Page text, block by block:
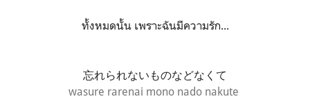
ทั้งหมดนั้น เพราะฉันมีความรัก...
忘れられないものなどなくて
wasure rarenai mono nado nakute